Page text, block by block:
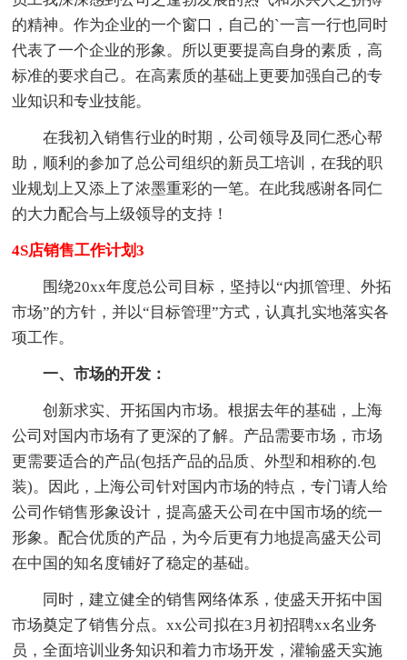
的精神。作为企业的一个窗口，自己的`一言一行也同时
代表了一个企业的形象。所以更要提高自身的素质，高
标准的要求自己。在高素质的基础上更要加强自己的专
业知识和专业技能。
在我初入销售行业的时期，公司领导及同仁悉心帮
助，顺利的参加了总公司组织的新员工培训，在我的职
业规划上又添上了浓墨重彩的一笔。在此我感谢各同仁
的大力配合与上级领导的支持！
4S店销售工作计划3
围绕20xx年度总公司目标，坚持以“内抓管理、外拓
市场”的方针，并以“目标管理”方式，认真扎实地落实各
项工作。
一、市场的开发：
创新求实、开拓国内市场。根据去年的基础，上海
公司对国内市场有了更深的了解。产品需要市场，市场
更需要适合的产品(包括产品的品质、外型和相称的.包
装)。因此，上海公司针对国内市场的特点，专门请人给
公司作销售形象设计，提高盛天公司在中国市场的统一
形象。配合优质的产品，为今后更有力地提高盛天公司
在中国的知名度铺好了稳定的基础。
同时，建立健全的销售网络体系，使盛天开拓中国
市场奠定了销售分点。xx公司拟在3月初招聘xx名业务
员，全面培训业务知识和着力市场开发，灌输盛天实施